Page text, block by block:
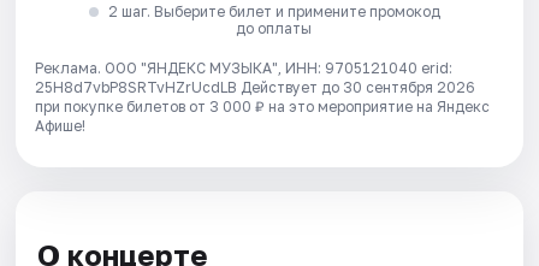
2 шаг. Выберите билет и примените промокод
до оплаты
Реклама. ООО "ЯНДЕКС МУЗЫКА", ИНН: 9705121040 erid:
25H8d7vbP8SRTvHZrUcdLB Действует до 30 сентября 2026
при покупке билетов от 3 000 ₽ на это мероприятие на Яндекс
Афише!
О концерте